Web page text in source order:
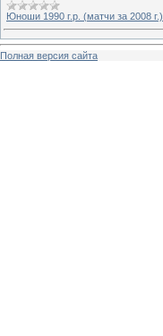
Юноши 1990 г.р. (матчи за 2008 г.)
Полная версия сайта